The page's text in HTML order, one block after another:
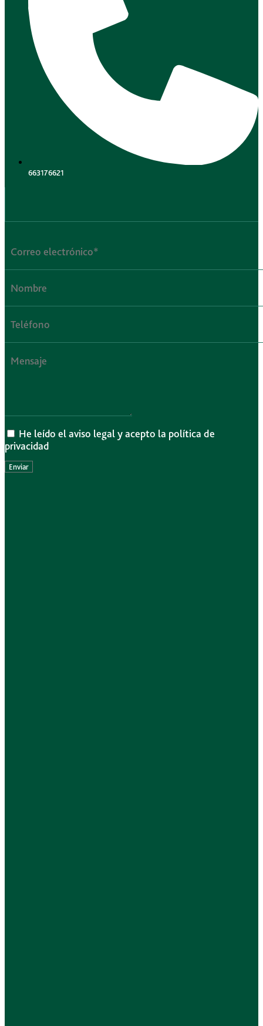
663176621
He leído el aviso legal y acepto la política de
privacidad
Enviar